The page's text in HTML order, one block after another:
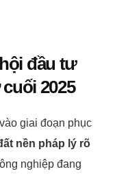
đầu tư
2025
giai đoạn phục
nền pháp lý rõ
nghiệp đang